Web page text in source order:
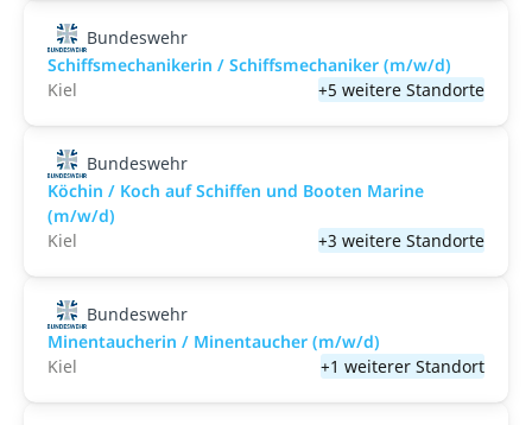
Bundeswehr
Schiffsmechanikerin / Schiffsmechaniker (m/w/d)
Kiel
+5 weitere Standorte
Bundeswehr
Köchin / Koch auf Schiffen und Booten Marine
(m/w/d)
Kiel
+3 weitere Standorte
Bundeswehr
Minentaucherin / Minentaucher (m/w/d)
Kiel
+1 weiterer Standort